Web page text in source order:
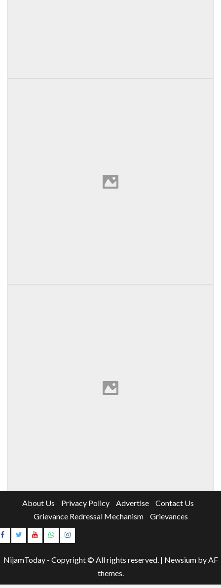
About Us Privacy Policy Advertise
Contact Us
Grievance Redressal Mechanism
Grievances
Instagram
NijamToday - Copyright © All rights reserved. | Newsiumby AF
themes.